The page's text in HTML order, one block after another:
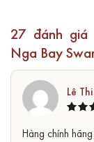
27 đánh giá
Nga Bay
Lê Thi
Hàng chính